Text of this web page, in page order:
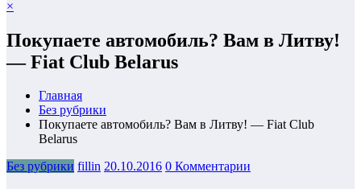
×
Покупаете автомобиль? Вам в Литву!
— Fiat Club Belarus
Главная
Без рубрики
Покупаете автомобиль? Вам в Литву! — Fiat Club
Belarus
Без рубрики fillin 20.10.2016 0 Комментарии